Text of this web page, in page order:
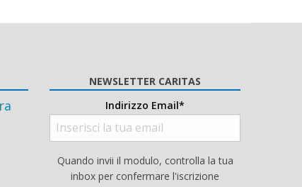
NEWSLETTER CARITAS
Indirizzo Email*
Quando invii il modulo, controlla la tua
inbox per confermare l'iscrizione